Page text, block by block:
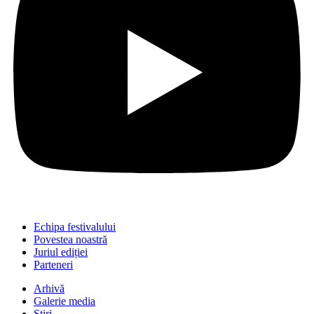
Echipa festivalului
Povestea noastră
Juriul ediției
Parteneri
Arhivă
Galerie media